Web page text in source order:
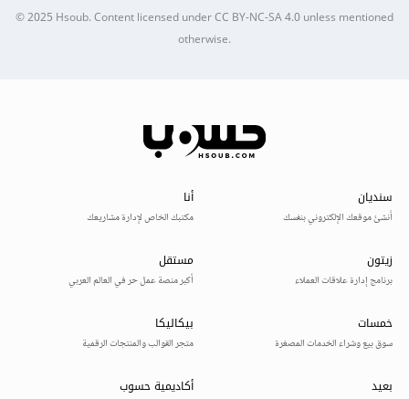
© 2025Hsoub.Content licensed underCC BY-NC-SA 4.0unless mentioned
otherwise.